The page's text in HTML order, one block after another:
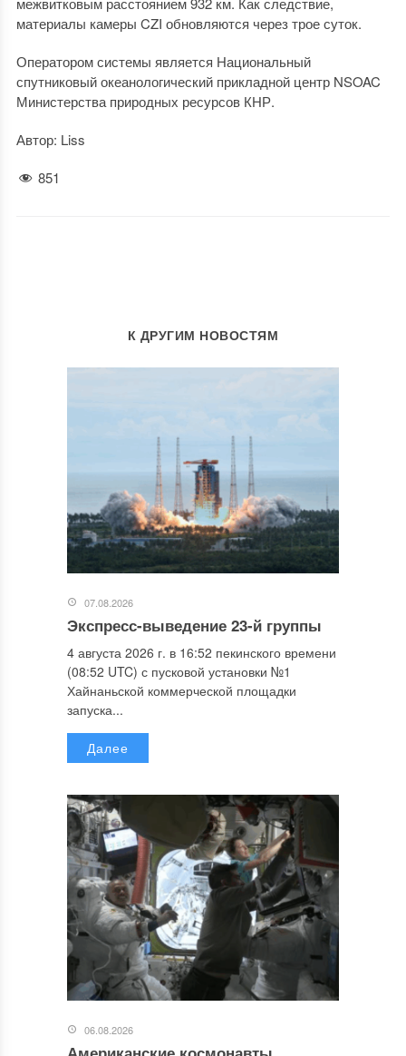
материалы камеры CZI обновляются через трое суток.
Оператором системы является Национальный
спутниковый океанологический прикладной центр NSOAC
Министерства природных ресурсов КНР.
Автор: Liss
851
К ДРУГИМ НОВОСТЯМ
07.08.2026
Экспресс-выведение 23-й группы
4 августа 2026 г. в 16:52 пекинского времени
(08:52 UTC) с пусковой установки №1
Хайнаньской коммерческой площадки
запуска...
Далее
06.08.2026